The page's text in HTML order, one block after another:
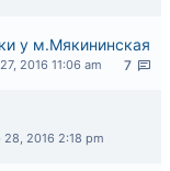
у м.Мякининская
7
2016 11:06 am
28, 2016 2:18 pm